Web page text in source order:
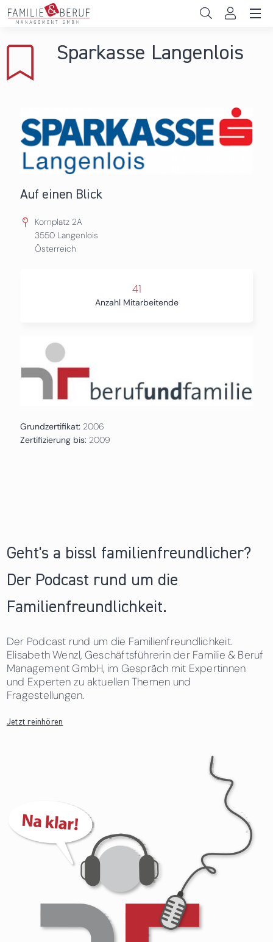
Direkt zum Inhalt
Gemeinden
Persönliche Vereinbarkeit
Das sind wir
Sparkasse Langenlois
Auf einen Blick
Kornplatz 2A
3550 Langenlois
Österreich
41
Anzahl Mitarbeitende
Grundzertifikat: 2006
Zertifizierung bis: 2009
Geht's a bissl familienfreundlicher?
Der Podcast rund um die
Familienfreundlichkeit.
Der Podcast rund um die Familienfreundlichkeit.
Elisabeth Wenzl, Geschäftsführerin der Familie & Beruf
Management GmbH, im Gespräch mit Expertinnen
und Experten zu aktuellen Themen und
Fragestellungen.
Jetzt reinhören